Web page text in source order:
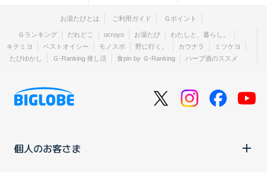
お湯たびとは ご利用ガイド Ｇポイント
Ｇランキング だれどこ ocruyo お湯たび
わたしと、暮らし。
キテミヨ
ベストオイシー モノスポ 野に行く。 カウナラ
ミツケヨ
たびゆかし
Ｇ-Ranking 推し活 食pin by Ｇ-Ranking ハーブ酒のススメ
個人のお客さま